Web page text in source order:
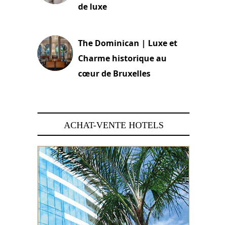
de luxe
The Dominican | Luxe et
Charme historique au
cœur de Bruxelles
ACHAT-VENTE HOTELS